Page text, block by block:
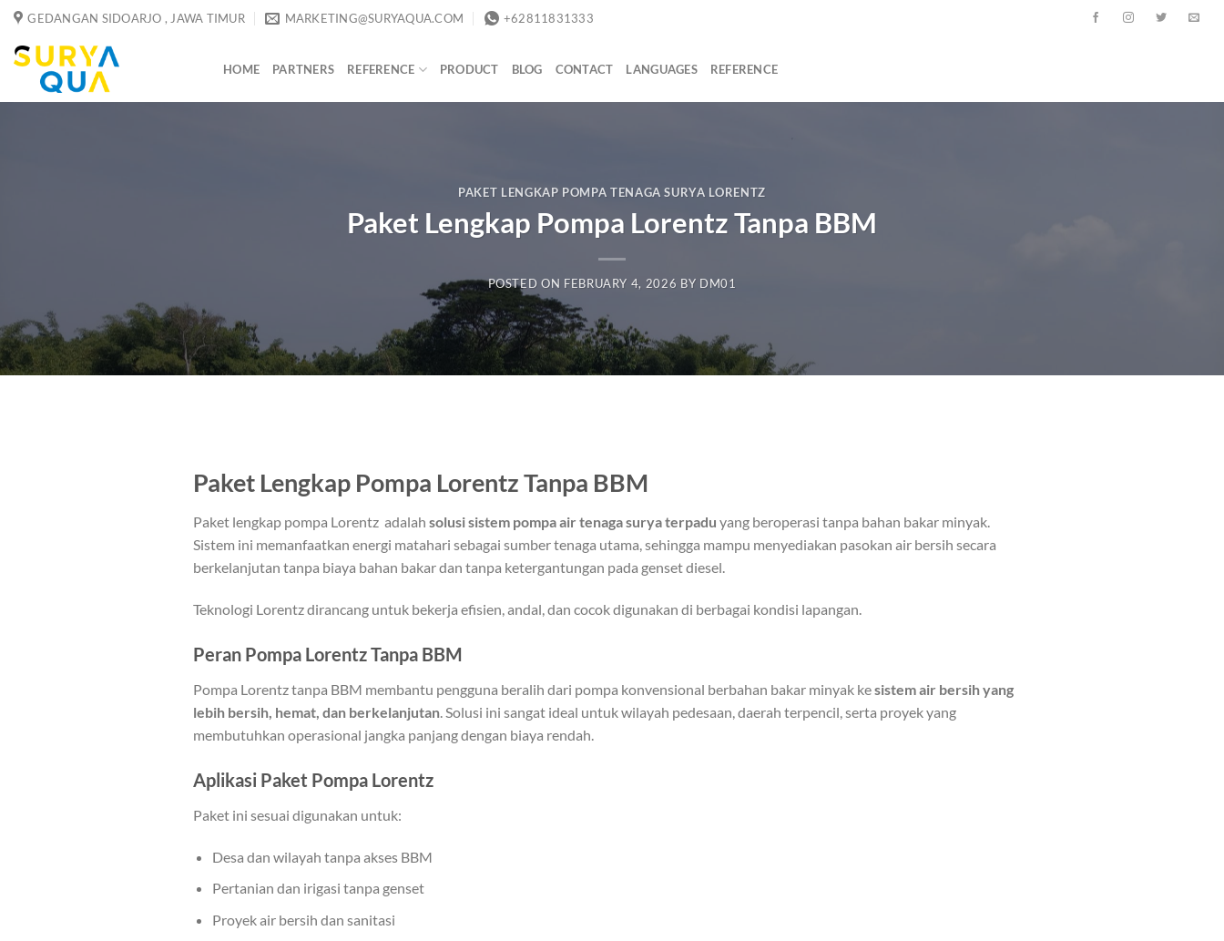
Skip
content
GEDANGAN SIDOARJO , JAWA TIMUR MARKETING@SURYAQUA.COM +62811831333
HOME PARTNERS REFERENCE PRODUCT BLOG CONTACT LANGUAGES REFERENCE
PAKET LENGKAP POMPA TENAGA SURYA LORENTZ
Paket Lengkap Pompa Lorentz Tanpa BBM
POSTED ON FEBRUARY 4, 2026 BY DM01
Paket Lengkap Pompa Lorentz Tanpa BBM
Paket lengkap pompa Lorentz adalah solusi sistem pompa air tenaga surya terpadu yang beroperasi tanpa bahan bakar minyak.
Sistem ini memanfaatkan energi matahari sebagai sumber tenaga utama, sehingga mampu menyediakan pasokan air bersih secara
berkelanjutan tanpa biaya bahan bakar dan tanpa ketergantungan pada genset diesel.
Teknologi Lorentz dirancang untuk bekerja efisien, andal, dan cocok digunakan di berbagai kondisi lapangan.
Peran Pompa Lorentz Tanpa BBM
Pompa Lorentz tanpa BBM membantu pengguna beralih dari pompa konvensional berbahan bakar minyak kesistem air bersih yang
lebih bersih, hemat, dan berkelanjutan. Solusi ini sangat ideal untuk wilayah pedesaan, daerah terpencil, serta proyek yang
membutuhkan operasional jangka panjang dengan biaya rendah.
Aplikasi Paket Pompa Lorentz
Paket ini sesuai digunakan untuk:
Desa dan wilayah tanpa akses BBM
Pertanian dan irigasi tanpa genset
Proyek air bersih dan sanitasi